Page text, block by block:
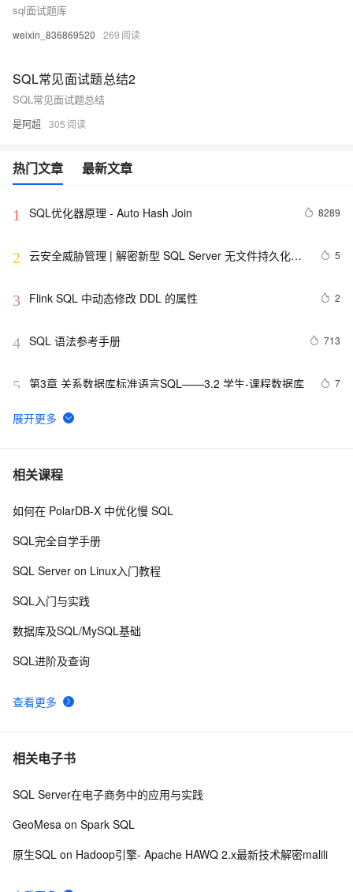
sql面试题库
weixin_836869520 269
SQL常见面试题总结2
SQL常见面试题总结
是阿超 305
热门文章 最新文章
1 SQL优化器原理 - Auto Hash Join 8289
2 云安全威胁管理 | 解密新型 SQL Server 无文件持久化恶
5
3 Flink SQL 中动态修改 DDL 的属性 2
4 SQL 语法参考手册 713
5 第3章 关系数据库标准语言SQL——3.2 学生-课程数据库 7
6 一、【计算】SQL Optimizer 优化解析 | 青训营笔记
7 SQL Server Alert发送告警邮件少了的原因
8 无法使用SQL login去登陆SQL Server - &#39;Password
10SQL优化常用方法8
相关课程
查看更多
如何在 PolarDB-X 中优化慢 SQL
SQL完全自学手册
SQL Server on Linux入门教程
SQL入门与实践
数据库及SQL/MySQL基础
SQL进阶及查询
相关电子书
SQL Server在电子商务中的应用与实践
GeoMesa on Spark SQL
原生SQL on Hadoop引擎- Apache HAWQ 2.x最新技术解密malili